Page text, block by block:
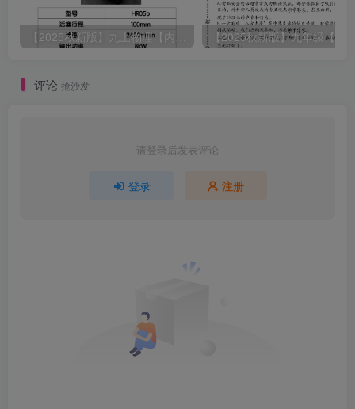
【2025秋新版】九上物理【内能】必刷易错题
评论 抢沙发
请登录后发表评论
登录 注册